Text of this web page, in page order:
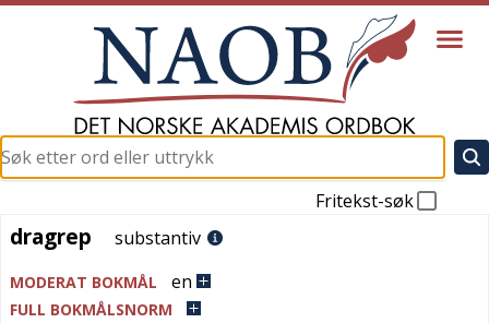
Fritekst-søk
dragrep
dragrep substantiv
MODERAT BOKMÅL en
FULL BOKMÅLSNORM